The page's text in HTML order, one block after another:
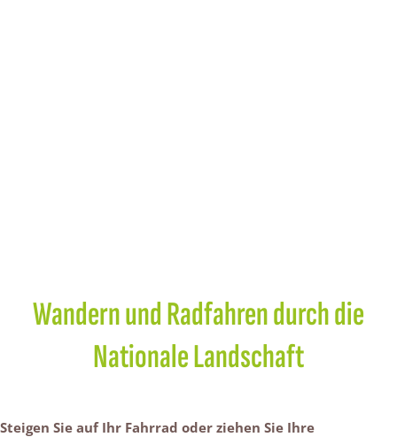
Wandern und Radfahren durch die
Nationale Landschaft
Steigen Sie auf Ihr Fahrrad oder ziehen Sie Ihre